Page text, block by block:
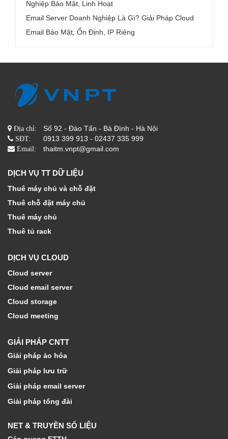
Nghiệp Bảo Mật, Linh Hoạt
Email Server Doanh Nghiệp Là Gì? Giải Pháp Cloud
Email Bảo Mật, Ổn Định, IP Riêng
Địa chỉ: Số 92 - Đào Tấn - Bà Đình - Hà Nội
SĐT: 0913 399 913 - 02437 335 999
Email: thaitm.vnpt@gmail.com
DỊCH VỤ TT DỮ LIỆU
Thuê máy chủ và chỗ đặt
Thuê chỗ đặt máy chủ
Thuê máy chủ
Thuê tủ rack
DỊCH VỤ CLOUD
Cloud server
Cloud email server
Cloud storage
Cloud meeting
GIẢI PHÁP CNTT
Giải pháp ảo hóa
Giải pháp lưu trữ
Giải pháp email server
Giải pháp tổng đài
NET & TRUYỀN SỐ LIỆU